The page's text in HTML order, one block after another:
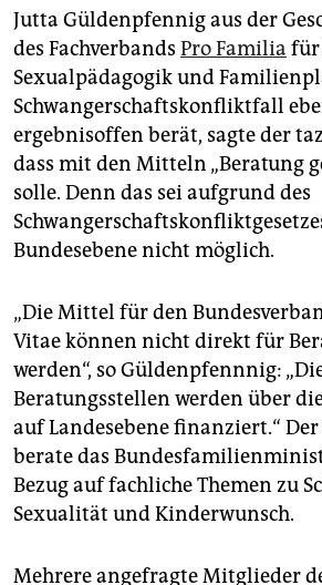
Jutta Güldenpfennig aus der
des Fachverbands Pro Familia für
Sexualpädagogik und
Schwangerschaftskonfliktfall
ergebnisoffen berät, sagte der
dass mit den Mitteln „Beratung
solle. Denn das sei aufgrund des
Bundesebene nicht möglich.
„Die Mittel für den
Vitae können nicht direkt für
werden“, so Güldenpfennnig:
Beratungsstellen werden über
auf Landesebene finanziert.“
berate das
Bezug auf fachliche Themen zu
Sexualität und Kinderwunsch.
Mehrere angefragte Mitglieder